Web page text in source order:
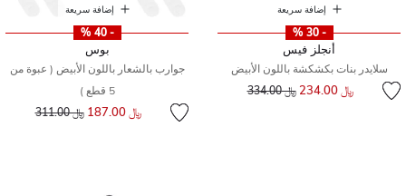
إضافة سريعة
- 30 %
أنجلز فيس
سلايدر بنات بكشكشة باللون الأبيض
﷼ 234.00 سعر مخفض من﷼ 334.00
إضافة سريعة
- 40 %
بوس
جوارب بالشعار باللون الأبيض ( عبوة من
5 قطع )
﷼ 187.00 سعر مخفض من
﷼ 311.00 إلى